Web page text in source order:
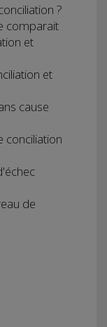
?
comparait
et
et
cause
conciliation
de